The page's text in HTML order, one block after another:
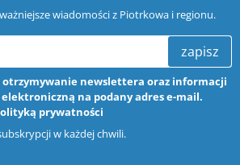
wiadomości z Piotrkowa i regionu.
zapisz
otrzymywanie newslettera oraz informacji
na podany adres e-mail.
prywatności
w każdej chwili.